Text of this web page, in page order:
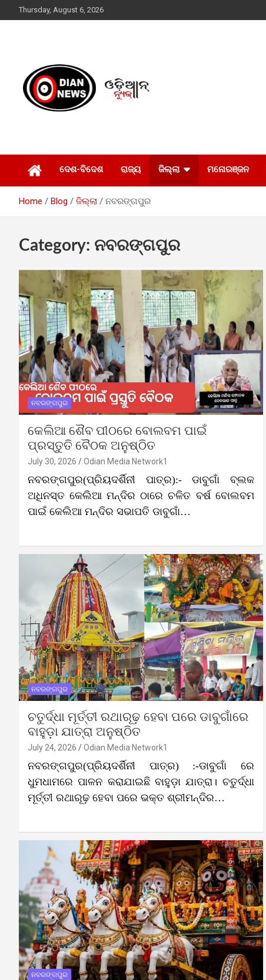
to
Thursday, August 6, 2026
ଦେଶ-ବିଦେଶ ରାଜ୍ୟ ଜିଲ୍ଲା ମନୋରଞ୍ଜନ
Home Blog ଜିଲ୍ଲା ନବରଙ୍ଗପୁର
Category: ନବରଙ୍ଗପୁର
ନବରଙ୍ଗପୁର
କେଲିଆ ଶୈବ ପୀଠରେ ବୋଲବମ ପାଇଁ
ପ୍ରସ୍ତୁତି ବୈଠକ ଅନୁଷ୍ଠିତ
July 30, 2026 Odian Media Network1
ନବରଙ୍ଗପୁର(ପ୍ରିୟଦର୍ଶିନୀ ପାତ୍ର):- ଡାବୁଗାଁ ବ୍ଲକ
ଅଧିନସ୍ତ କେଲିଆ ମନ୍ଦିର ଠାରେ ଚଳିତ ବର୍ଷ ବୋଲବମ
ପାଇଁ କେଲିଆ ମନ୍ଦିର ସଭାପତି ଡାବୁଗାଁ…
ନବରଙ୍ଗପୁର
ଚତୁର୍ଦ୍ଧା ମୂର୍ତ୍ତୀ ରଥାରୂଢ଼ ହେବା ପରେ ଡାବୁଗାଁରେ
ବାହୁଡ଼ା ଯାତ୍ରା ଅନୁଷ୍ଠିତ
July 24, 2026 Odian Media Network1
ନବରଙ୍ଗପୁର(ପ୍ରିୟଦର୍ଶିନୀ ପାତ୍ର) :-ଡାବୁଗାଁ ରେ
ଧୁମଧାମରେ ପାଳନ କରାଯାଇଛି ବାହୁଡ଼ା ଯାତ୍ରା। ଚତୁର୍ଦ୍ଧା
ମୂର୍ତ୍ତୀ ରଥାରୂଢ଼ ହେବା ପରେ ଭକ୍ତ ଶ୍ରୀମନ୍ଦିର…
ନବରଙ୍ଗପୁର